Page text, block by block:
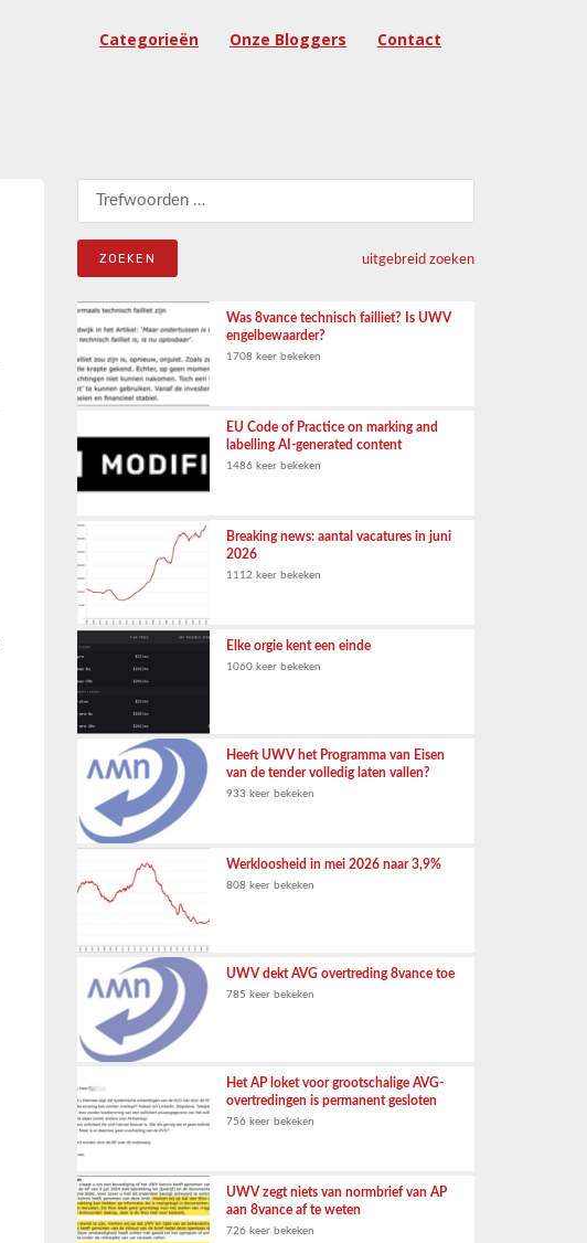
Categorieën Onze Bloggers Contact
Zoeken naar:
uitgebreid zoeken
Was 8vance technisch failliet? Is UWV
engelbewaarder?
1708 keer bekeken
EU Code of Practice on marking and
labelling AI-generated content
1486 keer bekeken
Breaking news: aantal vacatures in juni
2026
1112 keer bekeken
Elke orgie kent een einde
1060 keer bekeken
Heeft UWV het Programma van Eisen
van de tender volledig laten vallen?
933 keer bekeken
Werkloosheid in mei 2026 naar 3,9%
808 keer bekeken
UWV dekt AVG overtreding 8vance toe
785 keer bekeken
Het AP loket voor grootschalige AVG-
overtredingen is permanent gesloten
756 keer bekeken
UWV zegt niets van normbrief van AP
aan 8vance af te weten
726 keer bekeken